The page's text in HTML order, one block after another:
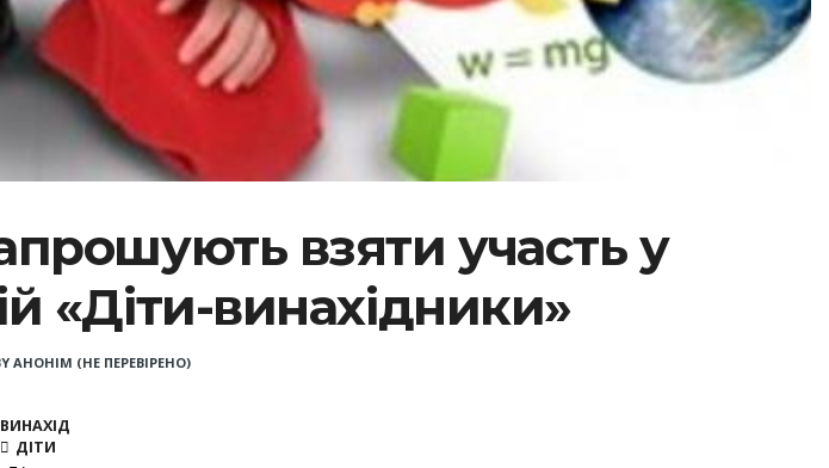
взяти участь у
«Діти-винахідники»
АНОНІМ (НЕ ПЕРЕВІРЕНО)
ВИНАХІД
ДІТИ